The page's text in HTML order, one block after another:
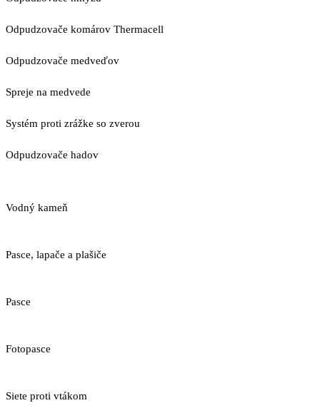
Odpudzovače komárov Thermacell
Odpudzovače medveďov
Spreje na medvede
Systém proti zrážke so zverou
Odpudzovače hadov
Vodný kameň
Pasce, lapače a plašiče
Pasce
Fotopasce
Siete proti vtákom